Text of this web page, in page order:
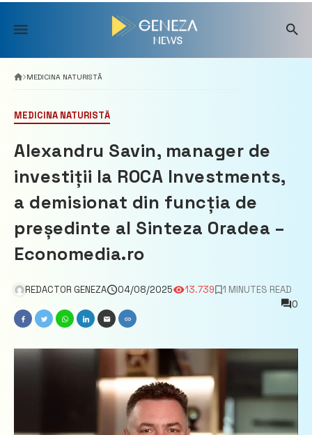
Skip
content
MEDICINA NATURISTĂ
MEDICINA NATURISTĂ
Alexandru Savin, manager de
investiții la ROCA Investments,
a demisionat din funcția de
președinte al Sinteza Oradea –
Economedia.ro
REDACTOR GENEZA 04/08/2025 13.739
1 MINUTES READ
0